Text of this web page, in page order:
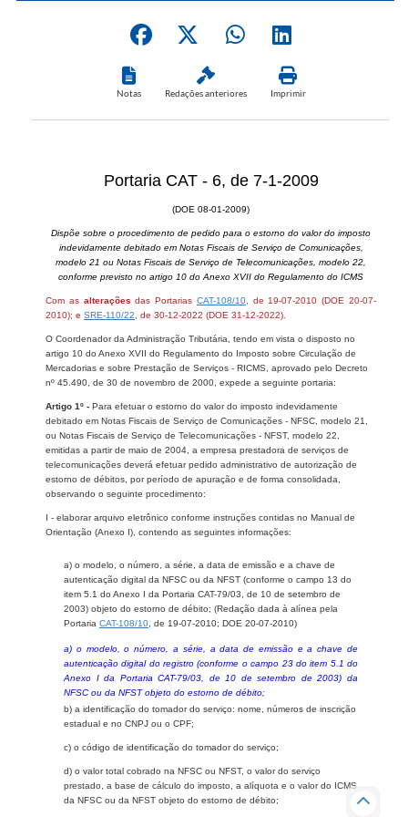
Notas Redações anteriores Imprimir
Portaria CAT - 6, de 7-1-2009
(DOE 08-01-2009)
Dispõe sobre o procedimento de pedido para o estorno do valor do imposto
indevidamente debitado em Notas Fiscais de Serviço de Comunicações,
modelo 21 ou Notas Fiscais de Serviço de Telecomunicações, modelo 22,
conforme previsto no artigo 10 do Anexo XVII do Regulamento do ICMS
Com as alterações das Portarias CAT-108/10, de 19-07-2010 (DOE 20-07-
2010); e SRE-110/22 , de 30-12-2022 (DOE 31-12-2022).
O Coordenador da Administração Tributária, tendo em vista o disposto no
artigo 10 do Anexo XVII do Regulamento do Imposto sobre Circulação de
Mercadorias e sobre Prestação de Serviços - RICMS, aprovado pelo Decreto
nº 45.490, de 30 de novembro de 2000, expede a seguinte portaria:
Artigo 1º - Para efetuar o estorno do valor do imposto indevidamente
debitado em Notas Fiscais de Serviço de Comunicações - NFSC, modelo 21,
ou Notas Fiscais de Serviço de Telecomunicações - NFST, modelo 22,
emitidas a partir de maio de 2004, a empresa prestadora de serviços de
telecomunicações deverá efetuar pedido administrativo de autorização de
estorno de débitos, por período de apuração e de forma consolidada,
observando o seguinte procedimento:
I - elaborar arquivo eletrônico conforme instruções contidas no Manual de
Orientação (Anexo I), contendo as seguintes informações:
a) o modelo, o número, a série, a data de emissão e a chave de
autenticação digital da NFSC ou da NFST (conforme o campo 13 do
item 5.1 do Anexo I da Portaria CAT-79/03, de 10 de setembro de
2003) objeto do estorno de débito; (Redação dada à alínea pela
Portaria CAT-108/10 , de 19-07-2010; DOE 20-07-2010)
a) o modelo, o número, a série, a data de emissão e a chave de
autenticação digital do registro (conforme o campo 23 do item 5.1 do
Anexo I da Portaria CAT-79/03, de 10 de setembro de 2003) da
NFSC ou da NFST objeto do estorno de débito;
b) a identificação do tomador do serviço: nome, números de inscrição
estadual e no CNPJ ou o CPF;
c) o código de identificação do tomador do serviço;
d) o valor total cobrado na NFSC ou NFST, o valor do serviço
prestado, a base de cálculo do imposto, a alíquota e o valor do ICMS
da NFSC ou da NFST objeto do estorno de débito;